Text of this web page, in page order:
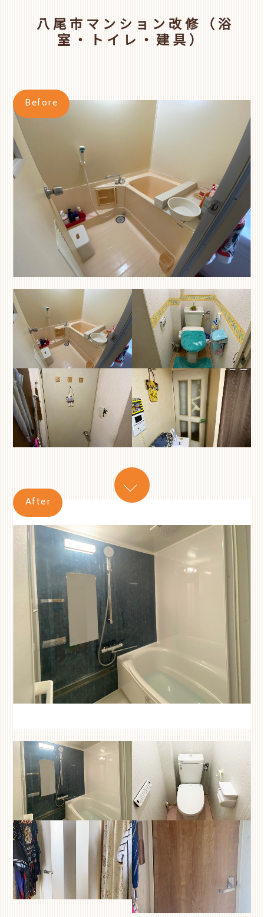
八尾市マンション改修（浴
室・トイレ・建具）
Before
After